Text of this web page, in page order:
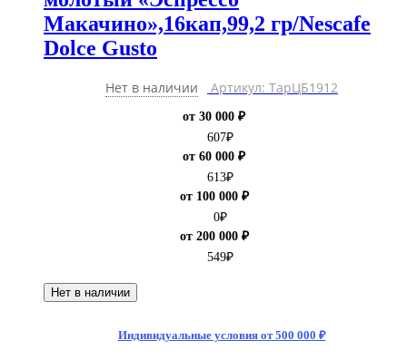
Макачино»,16кап,99,2 гр/Nescafe
Dolce Gusto
Нет в наличии Артикул: ТарЦБ1912
от 30 000 ₽
607₽
от 60 000 ₽
613₽
от 100 000 ₽
0₽
от 200 000 ₽
549₽
Нет в наличии
Индивидуальные условия от 500 000 ₽